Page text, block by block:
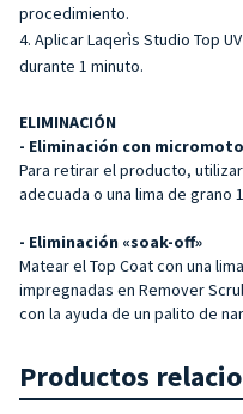
procedimiento.
Aplicar Laqerìs Studio Top
durante 1 minuto.
ELIMINACIÓN
- Eliminación con
Para retirar el producto,
adecuada o una lima de grano
- Eliminación «soak-off»
Matear el Top Coat con una
impregnadas en Remover
con la ayuda de un palito de
Productos